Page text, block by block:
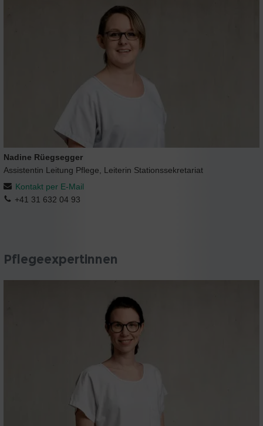
Nadine Rüegsegger
Assistentin Leitung Pflege, Leiterin Stationssekretariat
Kontakt per E-Mail
+41 31 632 04 93
Pflegeexpertinnen